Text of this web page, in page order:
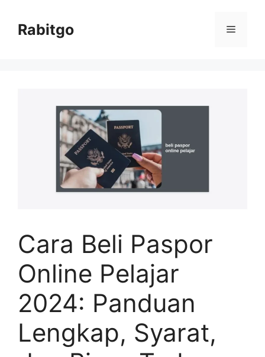
contentRabitgo Menu
Cara Beli Paspor
Online Pelajar
2024: Panduan
Lengkap, Syarat,